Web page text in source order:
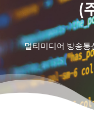
(
멀티미디어 방송통